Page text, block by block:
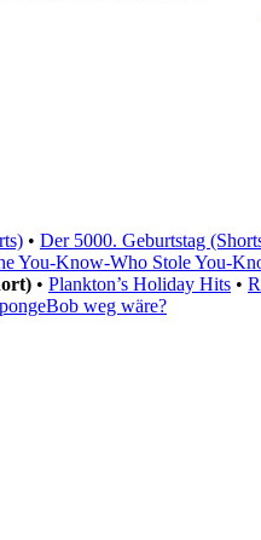
• Der 5000. Geburtstag
You-Know-Who Stole You-
• Plankton’s Holiday Hits •
weg wäre?